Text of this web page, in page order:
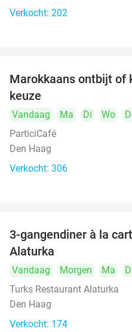
Verkocht: 202
Marokkaans ontbijt of
keuze
Vandaag Ma Di Wo
ParticiCafé
Den Haag
Verkocht: 306
3-gangendiner à la
Alaturka
Vandaag Morgen Ma
Turks Restaurant Alaturka
Den Haag
Verkocht: 174